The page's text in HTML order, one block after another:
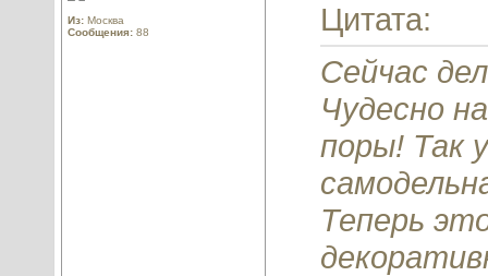
Из: Москва
Сообщения: 88
Цитата:
Сейчас
Чудесно
поры! Так
Теперь